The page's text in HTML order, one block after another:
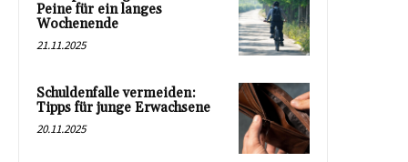
Peine für ein langes
Wochenende
21.11.2025
Schuldenfalle vermeiden:
Tipps für junge Erwachsene
20.11.2025